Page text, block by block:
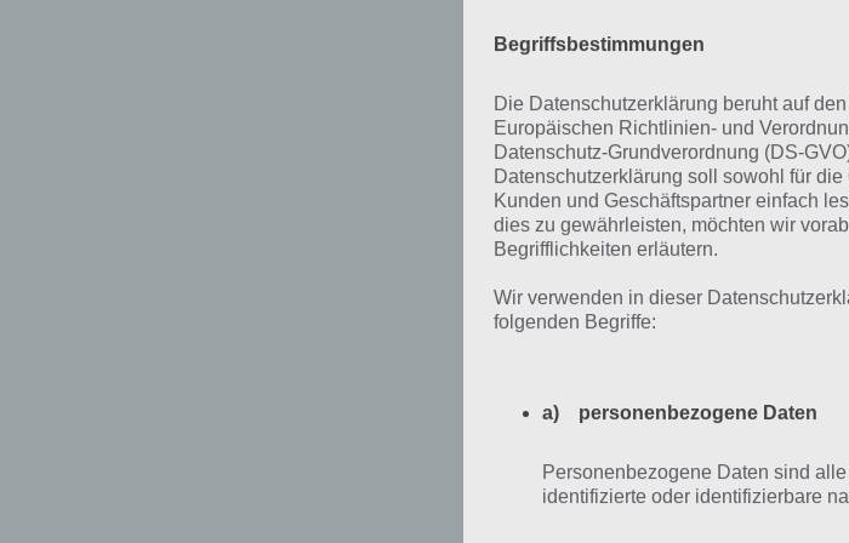
Ländern in
Begriffsbestimmungen
Die Datenschutzerklärung beruht auf
Europäischen Richtlinien- und
Datenschutz-Grundverordnung (DS-
Datenschutzerklärung soll sowohl für
Kunden und Geschäftspartner einfach
dies zu gewährleisten, möchten wir
Begrifflichkeiten erläutern.
Wir verwenden in dieser
folgenden Begriffe:
a) personenbezogene Daten
Personenbezogene Daten sind
identifizierte oder identifizierbare